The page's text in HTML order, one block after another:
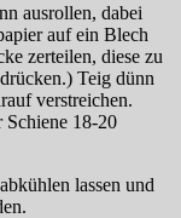
ausrollen, dabei
auf ein Blech
zerteilen, diese zu
Teig dünn
verstreichen.
Schiene 18-20
lassen und